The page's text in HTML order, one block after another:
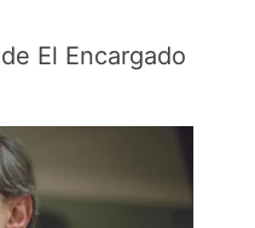
El Encargado